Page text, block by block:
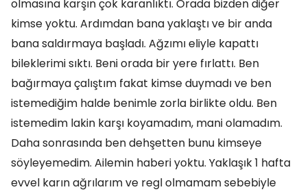
olmasına karşın çok karanlıktı. Orada bizden diğer
kimse yoktu. Ardımdan bana yaklaştı ve bir anda
bana saldırmaya başladı. Ağzımı eliyle kapattı
bileklerimi sıktı. Beni orada bir yere fırlattı. Ben
bağırmaya çalıştım fakat kimse duymadı ve ben
istemediğim halde benimle zorla birlikte oldu. Ben
istemedim lakin karşı koyamadım, mani olamadım.
Daha sonrasında ben dehşetten bunu kimseye
söyleyemedim. Ailemin haberi yoktu. Yaklaşık 1 hafta
evvel karın ağrılarım ve regl olmamam sebebiyle